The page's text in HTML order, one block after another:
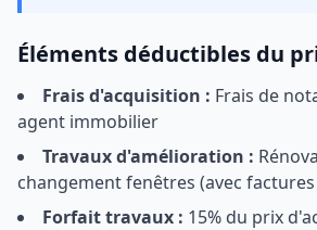
Éléments déductibles du
Frais d'acquisition : Frais de
agent immobilier
Travaux d'amélioration :
changement fenêtres (avec
Forfait travaux : 15% du prix